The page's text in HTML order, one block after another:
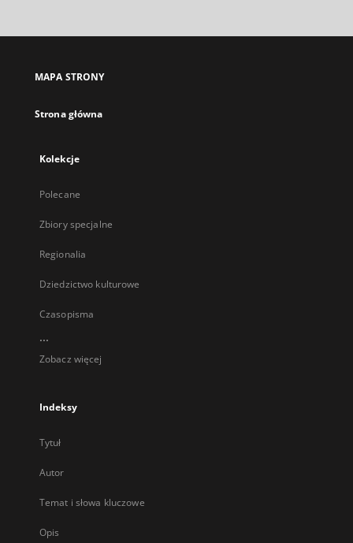
MAPA STRONY
Strona główna
Kolekcje
Polecane
Zbiory specjalne
Regionalia
Dziedzictwo kulturowe
Czasopisma
...
Zobacz więcej
Indeksy
Tytuł
Autor
Temat i słowa kluczowe
Opis